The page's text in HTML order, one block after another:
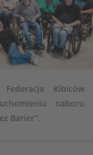
Kibiców
naboru
Barier”.